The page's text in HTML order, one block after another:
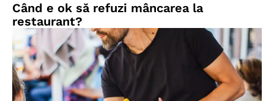
Când e ok să refuzi mâncarea la
restaurant?